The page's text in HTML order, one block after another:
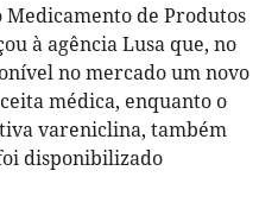
de Produtos
à agência Lusa que, no
no mercado um novo
médica, enquanto o
vareniclina, também
disponibilizado